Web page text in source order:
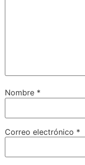
Nombre *
Correo electrónico *